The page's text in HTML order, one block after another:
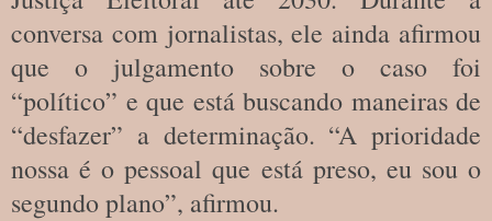
conversa com jornalistas, ele ainda afirmou
que o julgamento sobre o caso foi
“político” e que está buscando maneiras de
“desfazer” a determinação. “A prioridade
nossa é o pessoal que está preso, eu sou o
segundo plano”, afirmou.